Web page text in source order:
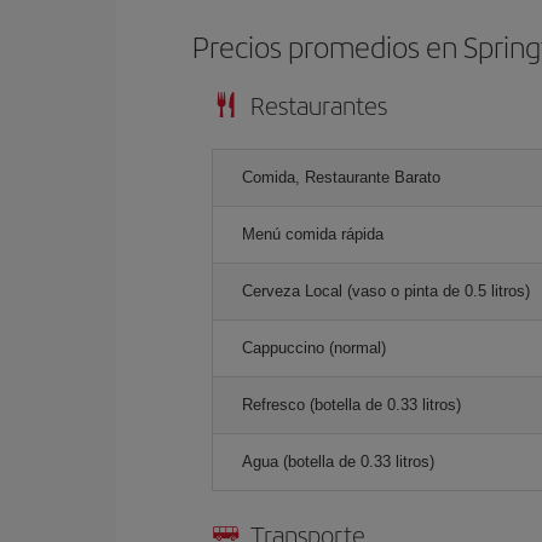
Precios promedios en
Restaurantes
Comida, Restaurante Barato
Menú comida rápida
Cerveza Local (vaso o pinta de 0.5 litros)
Cappuccino (normal)
Refresco (botella de 0.33 litros)
Agua (botella de 0.33 litros)
Transporte